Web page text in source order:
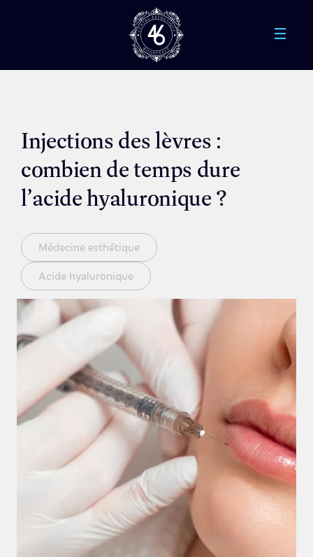
Aller au contenu principal
Injections des lèvres :
combien de temps dure
l’acide hyaluronique ?
Médecine esthétique
Acide hyaluronique